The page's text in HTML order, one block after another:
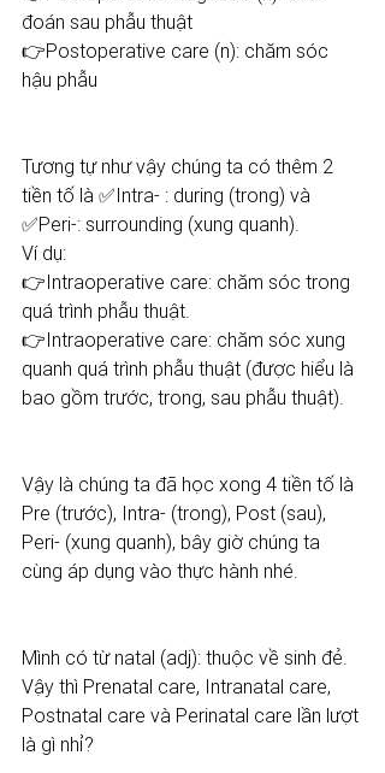
đoán sau phẫu thuật
👉Postoperative care (n): chăm sóc
hậu phẫu
Tương tự như vậy chúng ta có thêm 2
tiền tố là ✅Intra- : during (trong) và
✅Peri-: surrounding (xung quanh).
Ví dụ:
👉Intraoperative care: chăm sóc trong
quá trình phẫu thuật.
👉Intraoperative care: chăm sóc xung
quanh quá trình phẫu thuật (được hiểu là
bao gồm trước, trong, sau phẫu thuật).
Vậy là chúng ta đã học xong 4 tiền tố là
Pre (trước), Intra- (trong), Post (sau),
Peri- (xung quanh), bây giờ chúng ta
cùng áp dụng vào thực hành nhé.
Mình có từ natal (adj): thuộc về sinh đẻ.
Vậy thì Prenatal care, Intranatal care,
Postnatal care và Perinatal care lần lượt
là gì nhỉ?